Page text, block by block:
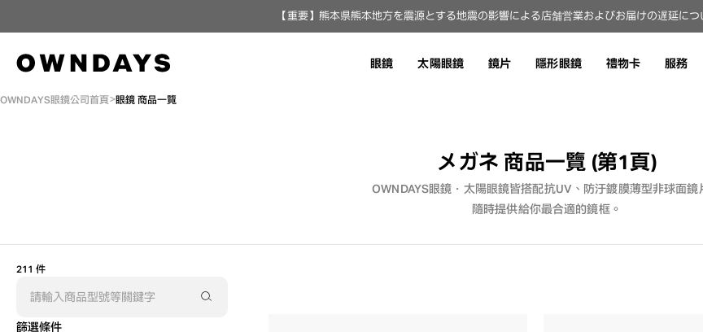
【重要】熊本県熊本地方を震源とする地震の影響による店舗営業およびお届けの遅延につ
眼鏡 太陽眼鏡 鏡片 隱形眼鏡 禮物卡 服務
OWNDAYS眼鏡公司首頁 眼鏡 商品一覽
メガネ 商品一覽 (第1頁)
OWNDAYS眼鏡・太陽眼鏡皆搭配抗UV、防汙鍍膜薄型非球面鏡
隨時提供給你最合適的鏡框。
211 件
篩選條件